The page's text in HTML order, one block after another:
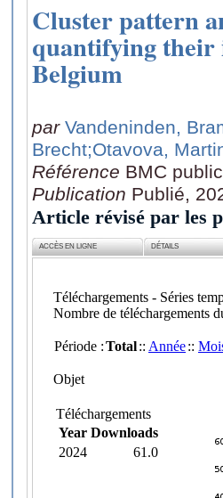
Cluster pattern
quantifying their
Belgium
par Vandeninden,
Brecht;Otavova,
Référence BMC
Publication Publié,
Article révisé par les
ACCÈS EN LIGNE DÉTAILS